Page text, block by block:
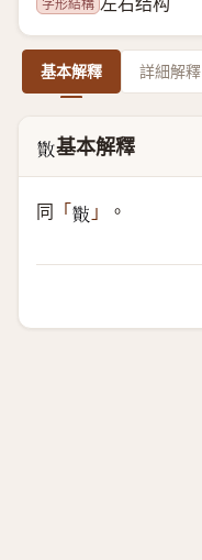
左右结构
基本解釋 詳細解釋
𣀹基本解釋
同 「 𣀶 」 。